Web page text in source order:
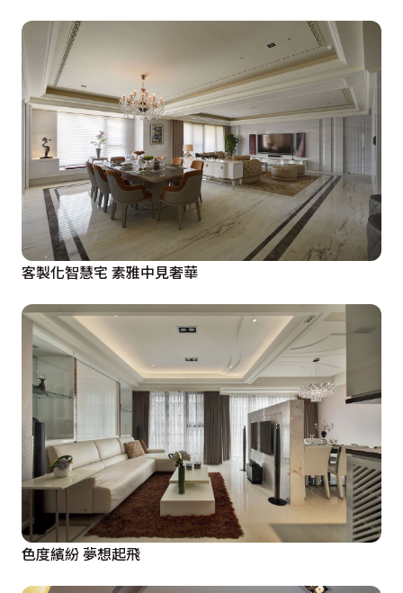
客製化智慧宅 素雅中見奢華
色度繽紛 夢想起飛